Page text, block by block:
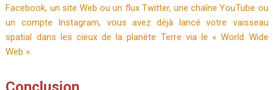
Facebook, un site Web ou un flux Twitter, une chaîne YouTube ou
un compte Instagram, vous avez déjà lancé votre vaisseau
spatial dans les cieux de la planète Terre via le « World Wide
Web ».